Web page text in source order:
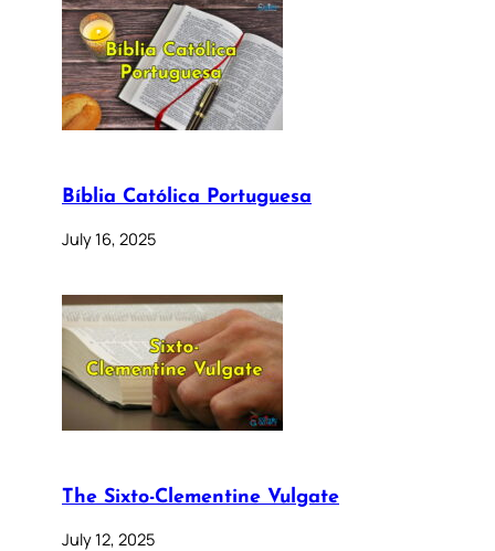
Bíblia Católica Portuguesa
July 16, 2025
The Sixto-Clementine Vulgate
July 12, 2025